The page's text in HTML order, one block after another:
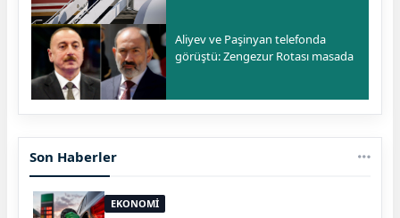
Aliyev ve Paşinyan telefonda
görüştü: Zengezur Rotası masada
Son Haberler
EKONOMİ